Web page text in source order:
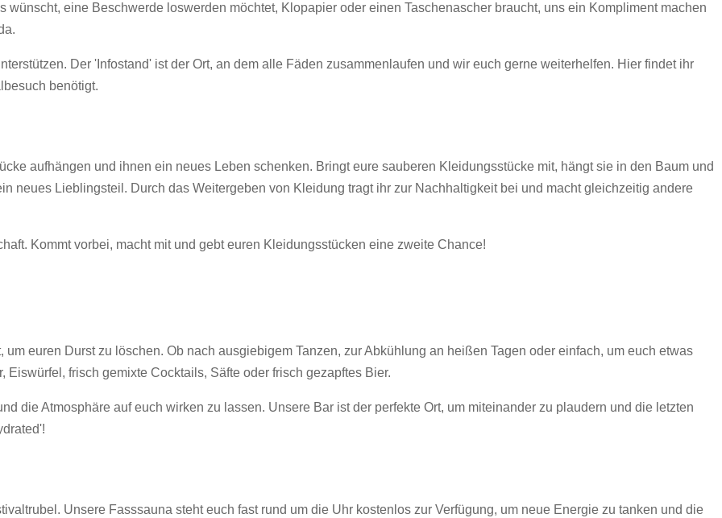
eine Beschwerde loswerden möchtet, Klopapier oder einen Taschenascher braucht, uns ein Kompliment machen
Der 'Infostand' ist der Ort, an dem alle Fäden zusammenlaufen und wir euch gerne weiterhelfen. Hier findet ihr
benötigt.
aufhängen und ihnen ein neues Leben schenken. Bringt eure sauberen Kleidungsstücke mit, hängt sie in den Baum und
neues Lieblingsteil. Durch das Weitergeben von Kleidung tragt ihr zur Nachhaltigkeit bei und macht gleichzeitig andere
Kommt vorbei, macht mit und gebt euren Kleidungsstücken eine zweite Chance!
euren Durst zu löschen. Ob nach ausgiebigem Tanzen, zur Abkühlung an heißen Tagen oder einfach, um euch etwas
frisch gemixte Cocktails, Säfte oder frisch gezapftes Bier.
die Atmosphäre auf euch wirken zu lassen. Unsere Bar ist der perfekte Ort, um miteinander zu plaudern und die letzten
Unsere Fasssauna steht euch fast rund um die Uhr kostenlos zur Verfügung, um neue Energie zu tanken und die